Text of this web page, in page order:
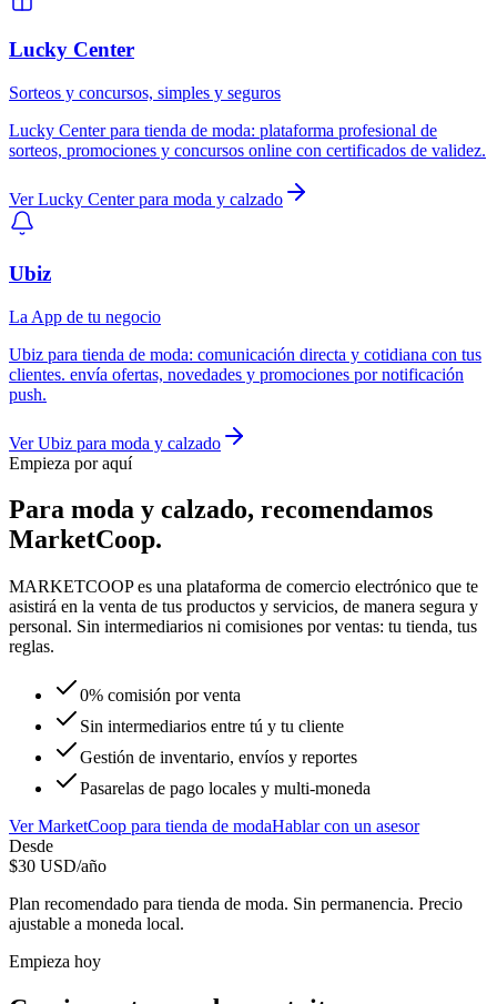
Lucky Center
Sorteos y concursos, simples y seguros
Lucky Centerpara tienda de moda: plataforma profesional de
sorteos, promociones y concursos online con certificados de validez.
VerLucky Centerpara moda y calzado
Ubiz
La App de tu negocio
Ubiz para tienda de moda: comunicación directa y cotidiana con tus
clientes. envía ofertas, novedades y promociones por notificación
push.
VerUbiz para moda y calzado
Empieza por aquí
Para moda y calzado, recomendamos
MarketCoop.
MARKETCOOP es una plataforma de comercio electrónico que te
asistirá en la venta de tus productos y servicios, de manera segura y
personal. Sin intermediarios ni comisiones por ventas: tu tienda, tus
reglas.
0% comisión por venta
Sin intermediarios entre tú y tu cliente
Gestión de inventario, envíos y reportes
Pasarelas de pago locales y multi-moneda
VerMarketCoop para tienda de modaHablar con un asesor
Desde
$30 USD/año
Plan recomendado para tienda de moda. Sin permanencia. Precio
ajustable a moneda local.
Empieza hoy